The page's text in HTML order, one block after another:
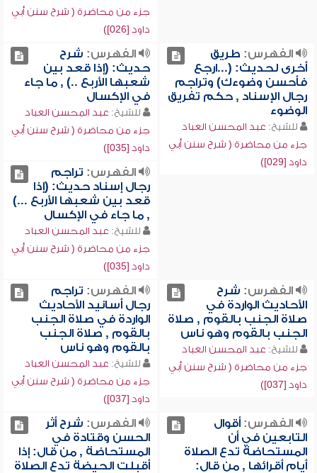
جزء من محاضرة ( شرح سنن أبي
داود [026])
الفهرس: طريق
أخرى لحديث: (...ارجع
فأحسن وضوءك) وتراجم
رجال الإسناد , حكم تفريق
الوضوء
للشيخ: عبد المحسن العباد
جزء من محاضرة ( شرح سنن أبي
داود [029])
الفهرس: شرح
حديث: (إذا قعد بين
شعبها الأربع ..) , ما جاء
في الإكسال
للشيخ: عبد المحسن العباد
جزء من محاضرة ( شرح سنن أبي
داود [035])
الفهرس: تراجم
رجال إسناد حديث: (إذا
قعد بين شعبها الأربع ...)
, ما جاء في الإكسال
للشيخ: عبد المحسن العباد
جزء من محاضرة ( شرح سنن أبي
داود [035])
الفهرس: شرح
الأحاديث الواردة في
صلاة الجنب بالقوم , صلاة
الجنب بالقوم وهو ناس
للشيخ: عبد المحسن العباد
جزء من محاضرة ( شرح سنن أبي
داود [037])
الفهرس: تراجم
رجال أسانيد الأحاديث
الواردة في صلاة الجنب
بالقوم , صلاة الجنب
بالقوم وهو ناس
للشيخ: عبد المحسن العباد
جزء من محاضرة ( شرح سنن أبي
داود [037])
الفهرس:أقوال
التابعين في أن
المستحاضة تدع الصلاة
أيام أقرائها , من قال:
الفهرس: شرح أثر
الحسن وقتادة في
المستحاضة , من قال: إذا
أقبلت الحيضة تدع الصلاة